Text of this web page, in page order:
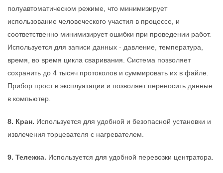
полуавтоматическом режиме, что минимизирует
использование человеческого участия в процессе, и
соответственно минимизирует ошибки при проведении работ.
Используется для записи данных - давление, температура,
время, во время цикла сваривания. Система позволяет
сохранить до 4 тысяч протоколов и суммировать их в файле.
Прибор прост в эксплуатации и позволяет переносить данные
в компьютер.
8. Кран. Используется для удобной и безопасной установки и
извлечения торцевателя с нагревателем.
9. Тележка. Используется для удобной перевозки центратора.